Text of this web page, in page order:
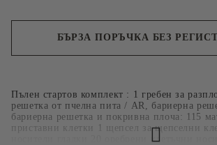
Пълен стартов комплект : 1 гребен за
решетка от пчелна пита / AR, бариерна
бариерна решетка и покривна плоча: 115
приставни клетки 1 щепсел за щепселни
носители гладки 20 оребрени клетъчни
БЪРЗА ПОРЪЧКА БЕЗ